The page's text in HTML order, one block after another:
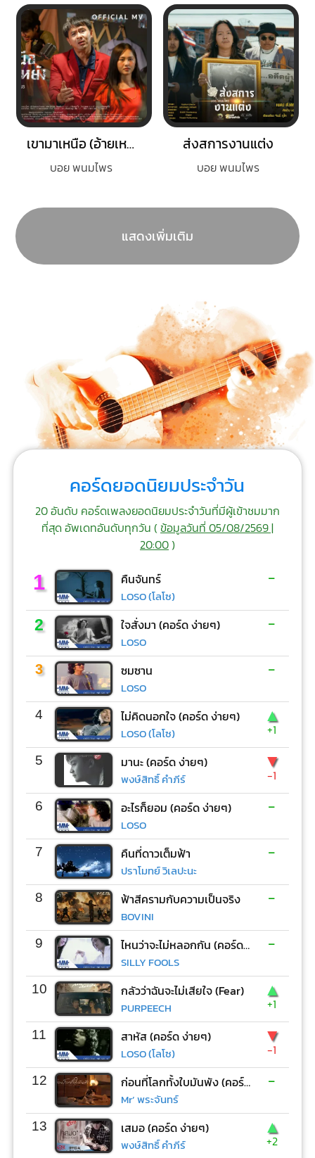
เขามาเหนือ (อ้ายเหลือหยัง)
บอย พนมไพร
ส่งสการงานแต่ง
บอย พนมไพร
แสดงเพิ่มเติม
คอร์ดยอดนิยมประจำวัน
20 อันดับ คอร์ดเพลงยอดนิยมประจำวันที่มีผู้เข้าชมมาก
ที่สุด อัพเดทอันดับทุกวัน (ข้อมูลวันที่ 05/08/2569 |
20:00)
1 คืนจันทร์
LOSO (โลโซ)
-
2 ใจสั่งมา (คอร์ด ง่ายๆ)
LOSO
-
3 ซมซาน
LOSO
-
4 ไม่คิดนอกใจ (คอร์ด ง่ายๆ)
LOSO (โลโซ)
▲
+1
5 มานะ (คอร์ด ง่ายๆ)
พงษ์สิทธิ์ คำภีร์
▼
-1
6 อะไรก็ยอม (คอร์ด ง่ายๆ)
LOSO
-
7 คืนที่ดาวเต็มฟ้า
ปราโมทย์ วิเลปะนะ
-
8 ฟ้าสีครามกับความเป็นจริง
BOVINI
-
9 ไหนว่าจะไม่หลอกกัน (คอร์ด ง่ายๆ)
SILLY FOOLS
-
10 กลัวว่าฉันจะไม่เสียใจ (Fear)
PURPEECH
▲
+1
11 สาหัส (คอร์ด ง่ายๆ)
LOSO (โลโซ)
▼
-1
12 ก่อนที่โลกทั้งใบมันพัง (คอร์ด ง่ายๆ)
Mr’ พระจันทร์
-
13 เสมอ (คอร์ด ง่ายๆ)
พงษ์สิทธิ์ คำภีร์
▲
+2